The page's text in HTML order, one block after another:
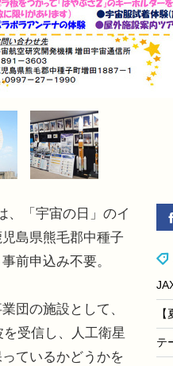
「宇宙の日」のイ
島県熊毛郡中種子
前申込み不要。
団の施設として、
受信し、人工衛星
ているかどうかを